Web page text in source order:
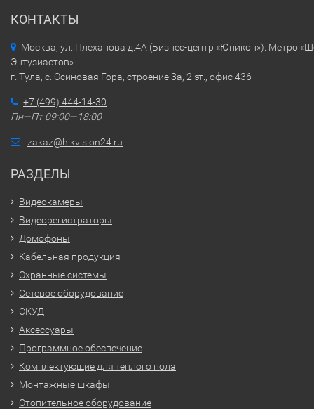
КОНТАКТЫ
Москва, ул. Плеханова д.4А (Бизнес-центр «Юникон»). Метро
Энтузиастов»
г. Тула, с. Осиновая Гора, строение 3а, 2 эт., офис 436
+7 (499) 444-14-30
Пн—Пт 09:00—18:00
zakaz@hikvision24.ru
РАЗДЕЛЫ
Видеокамеры
Видеорегистраторы
Домофоны
Кабельная продукция
Охранные системы
Сетевое оборудование
СКУД
Аксессуары
Программное обеспечение
Комплектующие для тёплого пола
Монтажные шкафы
Отопительное оборудование